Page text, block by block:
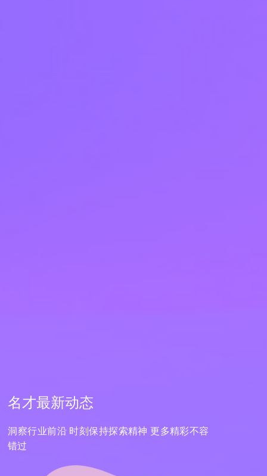
名才最新动态
洞察行业前沿 时刻保持探索精神 更多精彩不容
错过